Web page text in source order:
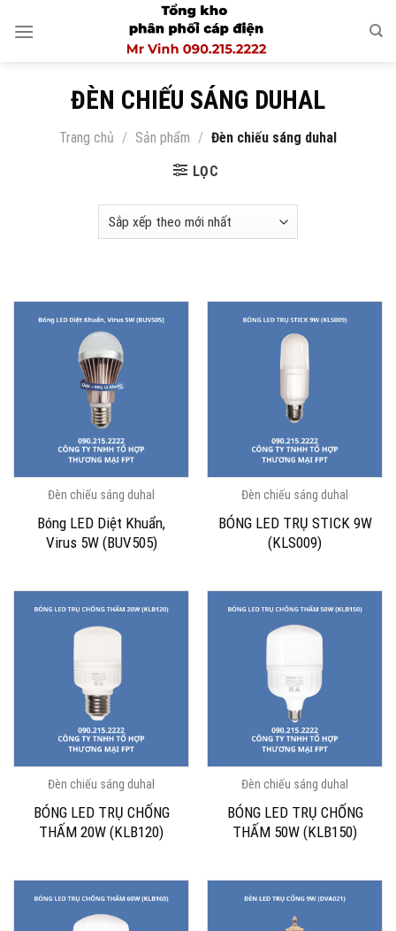
ĐÈN CHIẾU SÁNG DUHAL
Trang chủ / Sản phẩm / Đèn chiếu sáng duhal
LỌC
Đèn chiếu sáng duhal
Bóng LED Diệt Khuẩn,
Virus 5W (BUV505)
Đèn chiếu sáng duhal
BÓNG LED TRỤ STICK 9W
(KLS009)
Đèn chiếu sáng duhal
BÓNG LED TRỤ CHỐNG
THẤM 20W (KLB120)
Đèn chiếu sáng duhal
BÓNG LED TRỤ CHỐNG
THẤM 50W (KLB150)